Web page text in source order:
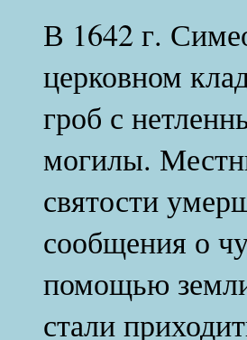
В 1642 г.
церковном
гроб с
могилы.
святости
сообщения о
помощью
стали